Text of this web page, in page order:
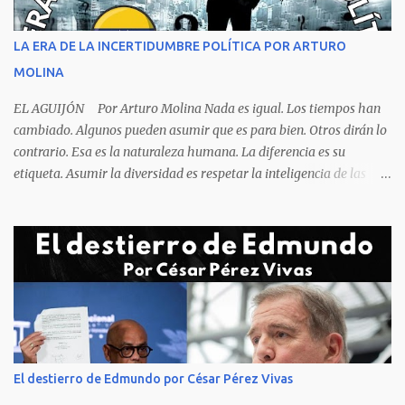
orden y el campeón mundial sentado apacible y sin presentar su
rostro rasgos de asfixia mecánica, que se reflejan en un color
recuento de lo sucedido antes de este día fatídico. ...
LA ERA DE LA INCERTIDUMBRE POLÍTICA POR ARTURO
MOLINA
EL AGUIJÓN Por Arturo Molina Nada es igual. Los tiempos han
cambiado. Algunos pueden asumir que es para bien. Otros dirán lo
contrario. Esa es la naturaleza humana. La diferencia es su
etiqueta. Asumir la diversidad es respetar la inteligencia de las
obliga a los líderes, a crear de forma urgente, estrategias
responsables para restituir la confianza de los ciudadanos hacia
las instituciones. El desmoronamiento moral de la sociedad va a
repercutir en la de los gobernantes, a quienes los devorará la
soledad. Un soplo de aliento fresco es la solicitud en la calle. La
relación sólida entre gobernantes y gobernados se construye con
base a la comunicación y la transparencia en las actuaciones. El
gobernante que pretenda una oposición a su medida obtendrá
El destierro de Edmundo por César Pérez Vivas